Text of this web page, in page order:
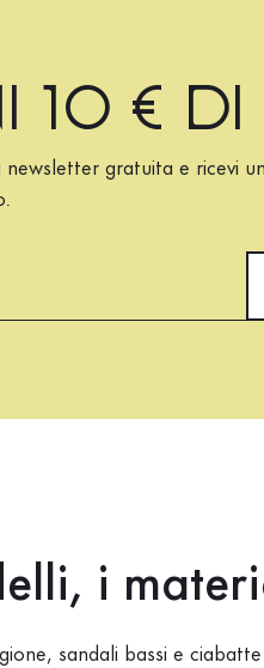
10 €
newsletter gratuita e ricevi
i
sandali bassi e